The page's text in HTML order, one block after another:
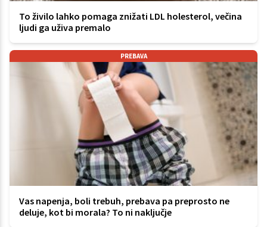
To živilo lahko pomaga znižati LDL holesterol, večina
ljudi ga uživa premalo
PREBAVA
Vas napenja, boli trebuh, prebava pa preprosto ne
deluje, kot bi morala? To ni naključje